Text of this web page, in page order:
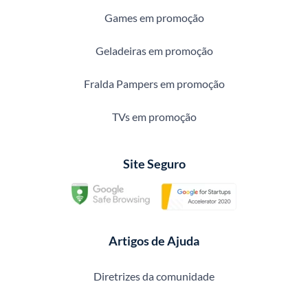
Games em promoção
Geladeiras em promoção
Fralda Pampers em promoção
TVs em promoção
Site Seguro
Artigos de Ajuda
Diretrizes da comunidade